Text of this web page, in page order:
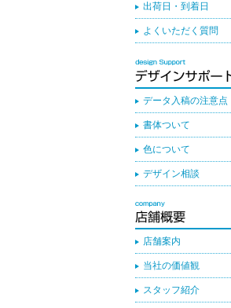
出荷日・到着日
よくいただく質問
データ入稿の注意点
書体ついて
色について
デザイン相談
店舗案内
当社の価値観
スタッフ紹介